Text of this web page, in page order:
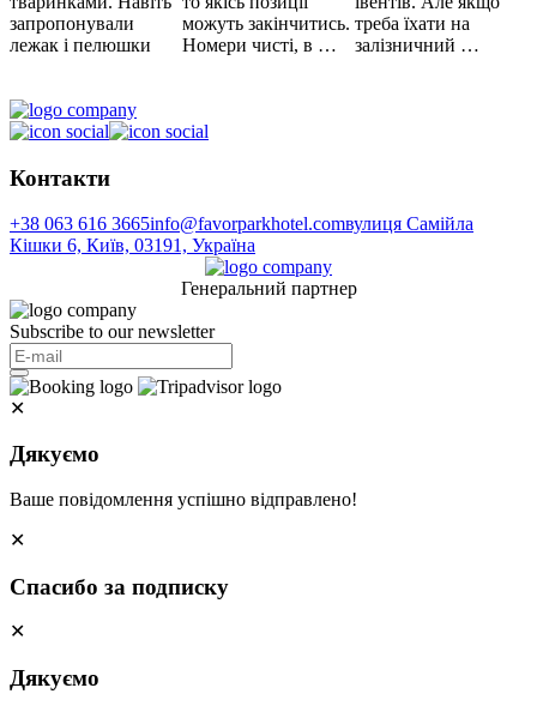
запропонували
лежак і пелюшки
можуть закінчитись.
Номери чисті, в …
треба їхати на
залізничний …
Контакти
+38 063 616 3665info@favorparkhotel.comвулиця Самійла
Кішки 6, Київ, 03191, Україна
Генеральний партнер
Subscribe to our newsletter
✕
Дякуємо
Ваше повідомлення успішно відправлено!
✕
Спасибо за подписку
✕
Дякуємо